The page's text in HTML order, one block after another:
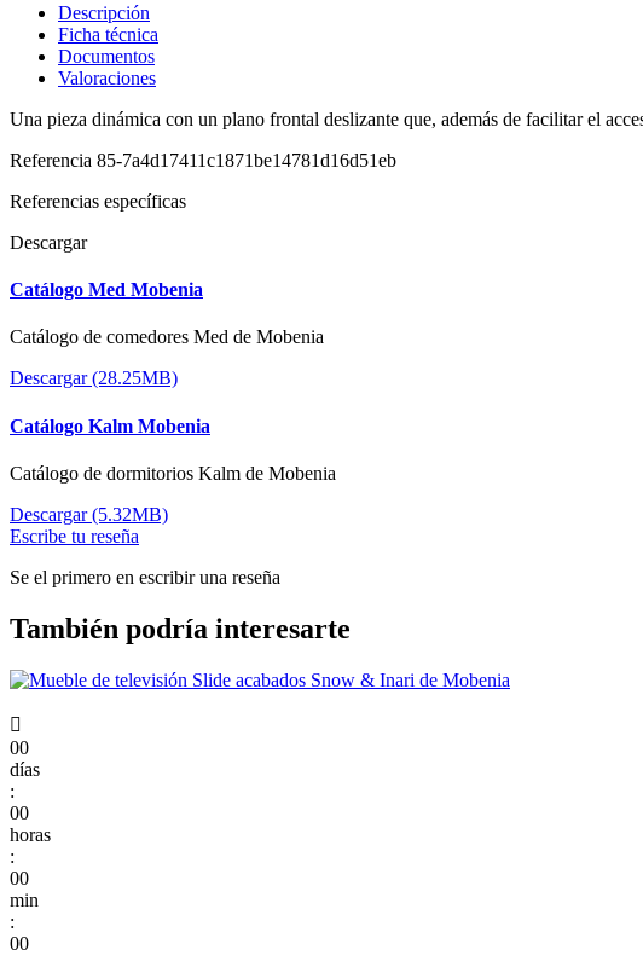
Descripción
Ficha técnica
Documentos
Valoraciones
Una pieza dinámica con un plano frontal deslizante que, además de facilitar el
Referencia 85-7a4d17411c1871be14781d16d51eb
Referencias específicas
Descargar
Catálogo Med Mobenia
Catálogo de comedores Med de Mobenia
Descargar (28.25MB)
Catálogo Kalm Mobenia
Catálogo de dormitorios Kalm de Mobenia
Descargar (5.32MB)
Escribe tu reseña
Se el primero en escribir una reseña
También podría interesarte

00
días
:
00
horas
:
00
min
:
00